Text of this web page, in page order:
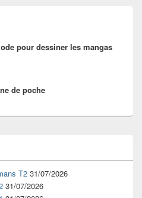
pour dessiner les mangas
de poche
T2 31/07/2026
31/07/2026